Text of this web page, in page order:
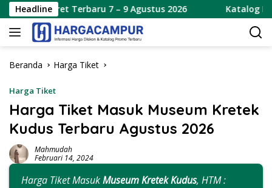
Langsung
ke
konten
Headline
Terbaru 7 – 9 Agustus 2026 Katalog Promo JSM
Beranda Harga Tiket
Harga Tiket
Harga Tiket Masuk Museum Kretek
Kudus Terbaru Agustus 2026
Mahmudah
Februari 14, 2024
Harga Tiket MasukMuseum Kretek Kudus, HTM :